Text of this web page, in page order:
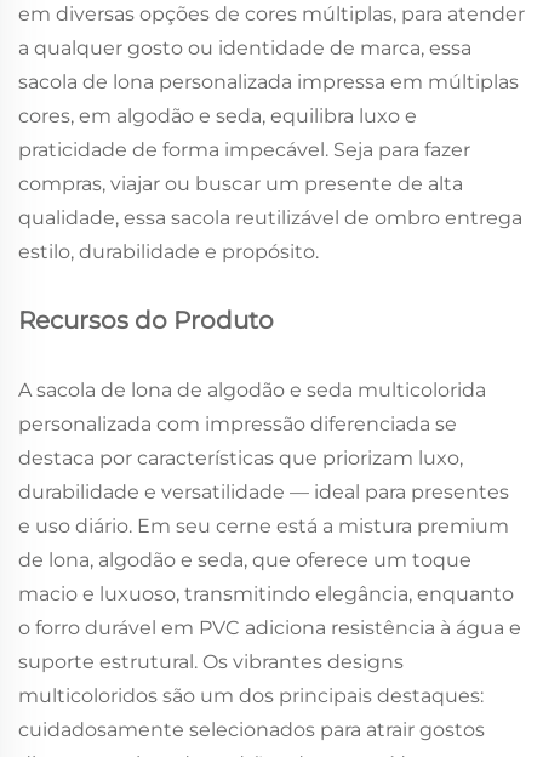
em diversas opções de cores múltiplas, para atender
a qualquer gosto ou identidade de marca, essa
sacola de lona personalizada impressa em múltiplas
cores, em algodão e seda, equilibra luxo e
praticidade de forma impecável. Seja para fazer
compras, viajar ou buscar um presente de alta
qualidade, essa sacola reutilizável de ombro entrega
estilo, durabilidade e propósito.
Recursos do Produto
A sacola de lona de algodão e seda multicolorida
personalizada com impressão diferenciada se
destaca por características que priorizam luxo,
durabilidade e versatilidade — ideal para presentes
e uso diário. Em seu cerne está a mistura premium
de lona, algodão e seda, que oferece um toque
macio e luxuoso, transmitindo elegância, enquanto
o forro durável em PVC adiciona resistência à água e
suporte estrutural. Os vibrantes designs
multicoloridos são um dos principais destaques:
cuidadosamente selecionados para atrair gostos